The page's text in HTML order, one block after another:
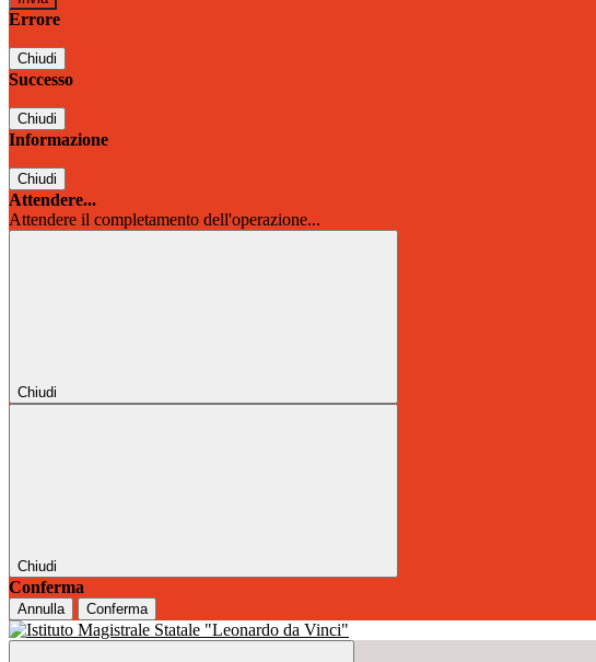
Errore
Chiudi
Successo
Chiudi
Informazione
Chiudi
Attendere...
Attendere il completamento dell'operazione...
Chiudi
Chiudi
Conferma
Annulla Conferma